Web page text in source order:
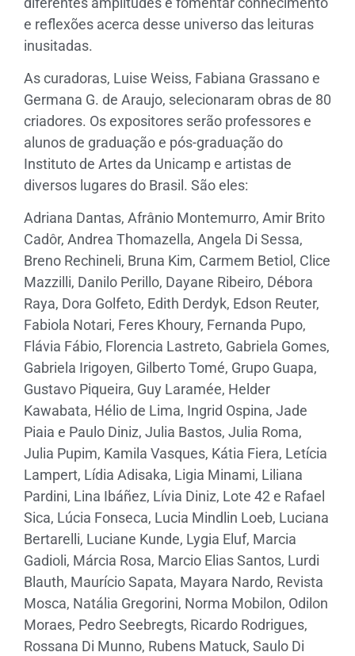
e reflexões acerca desse universo das leituras
inusitadas.
As curadoras, Luise Weiss, Fabiana Grassano e
Germana G. de Araujo, selecionaram obras de 80
criadores. Os expositores serão professores e
alunos de graduação e pós-graduação do
Instituto de Artes da Unicamp e artistas de
diversos lugares do Brasil. São eles:
Adriana Dantas, Afrânio Montemurro, Amir Brito
Cadôr, Andrea Thomazella, Angela Di Sessa,
Breno Rechineli, Bruna Kim, Carmem Betiol, Clice
Mazzilli, Danilo Perillo, Dayane Ribeiro, Débora
Raya, Dora Golfeto, Edith Derdyk, Edson Reuter,
Fabiola Notari, Feres Khoury, Fernanda Pupo,
Flávia Fábio, Florencia Lastreto, Gabriela Gomes,
Gabriela Irigoyen, Gilberto Tomé, Grupo Guapa,
Gustavo Piqueira, Guy Laramée, Helder
Kawabata, Hélio de Lima, Ingrid Ospina, Jade
Piaia e Paulo Diniz, Julia Bastos, Julia Roma,
Julia Pupim, Kamila Vasques, Kátia Fiera, Letícia
Lampert, Lídia Adisaka, Ligia Minami, Liliana
Pardini, Lina Ibáñez, Lívia Diniz, Lote 42 e Rafael
Sica, Lúcia Fonseca, Lucia Mindlin Loeb, Luciana
Bertarelli, Luciane Kunde, Lygia Eluf, Marcia
Gadioli, Márcia Rosa, Marcio Elias Santos, Lurdi
Blauth, Maurício Sapata, Mayara Nardo, Revista
Mosca, Natália Gregorini, Norma Mobilon, Odilon
Moraes, Pedro Seebregts, Ricardo Rodrigues,
Rossana Di Munno, Rubens Matuck, Saulo Di